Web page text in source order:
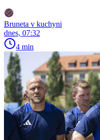
Bruneta v kuchyni
dnes, 07:32
4 min